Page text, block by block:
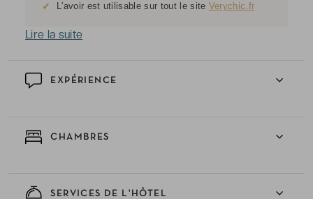
EXPÉRIENCE
CHAMBRES
SERVICES DE L'HÔTEL
✓ L'avoir est utilisable sur tout le site Verychic.fr
Lire la suite